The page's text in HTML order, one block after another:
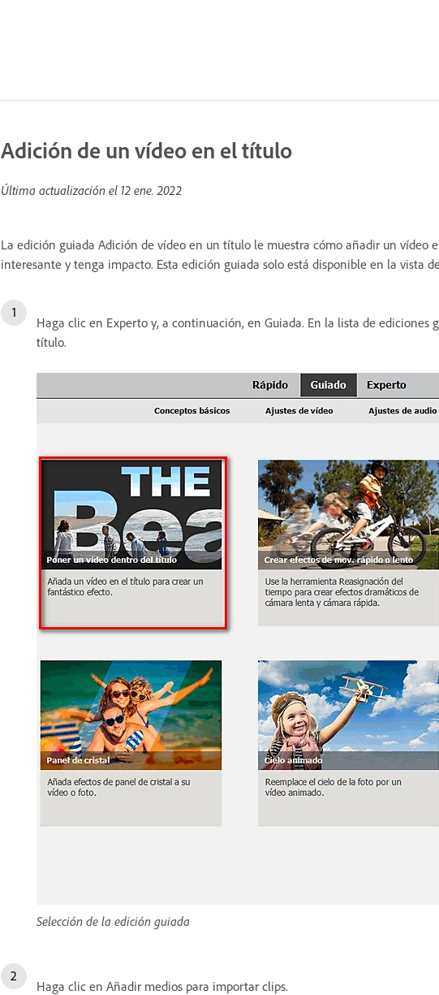
Adición de un vídeo en el título
Última actualización el 12 ene. 2022
La edición guiada Adición de vídeo en un título le muestra cómo añadir un vídeo
interesante y tenga impacto. Esta edición guiada solo está disponible en la vista
Haga clic en Experto y, a continuación, en Guiada. En la lista de ediciones
título.
Selección de la edición guiada
Haga clic en Añadir medios para importar clips.